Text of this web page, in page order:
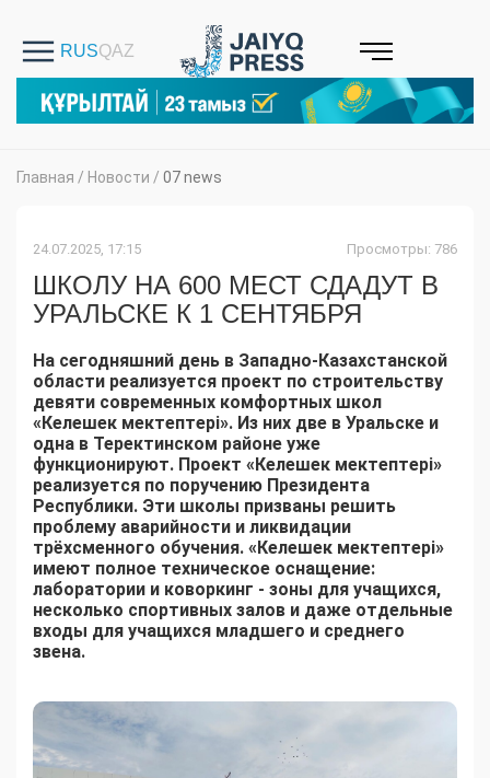
Главная / Новости / 07 news
24.07.2025, 17:15 Просмотры: 786
ШКОЛУ НА 600 МЕСТ СДАДУТ В
УРАЛЬСКЕ К 1 СЕНТЯБРЯ
На сегодняшний день в Западно-Казахстанской
области реализуется проект по строительству
девяти современных комфортных школ
«Келешек мектептері». Из них две в Уральске и
одна в Теректинском районе уже
функционируют. Проект «Келешек мектептері»
реализуется по поручению Президента
Республики. Эти школы призваны решить
проблему аварийности и ликвидации
трёхсменного обучения. «Келешек мектептері»
имеют полное техническое оснащение:
лаборатории и коворкинг - зоны для учащихся,
несколько спортивных залов и даже отдельные
входы для учащихся младшего и среднего
звена.